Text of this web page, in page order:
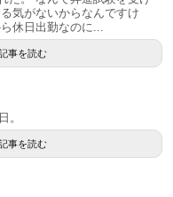
気がないからなんですけ
休日出勤なのに...
事を読む
。
事を読む